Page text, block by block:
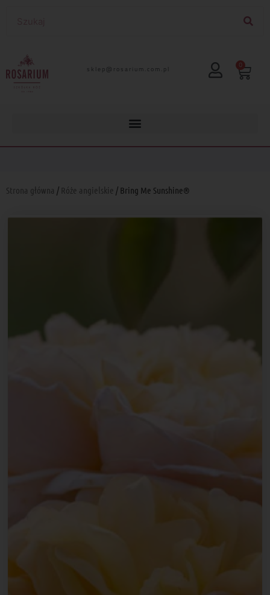
lp.moc.muirasor@pelks 0
Strona główna / Róże angielskie / Bring Me Sunshine®